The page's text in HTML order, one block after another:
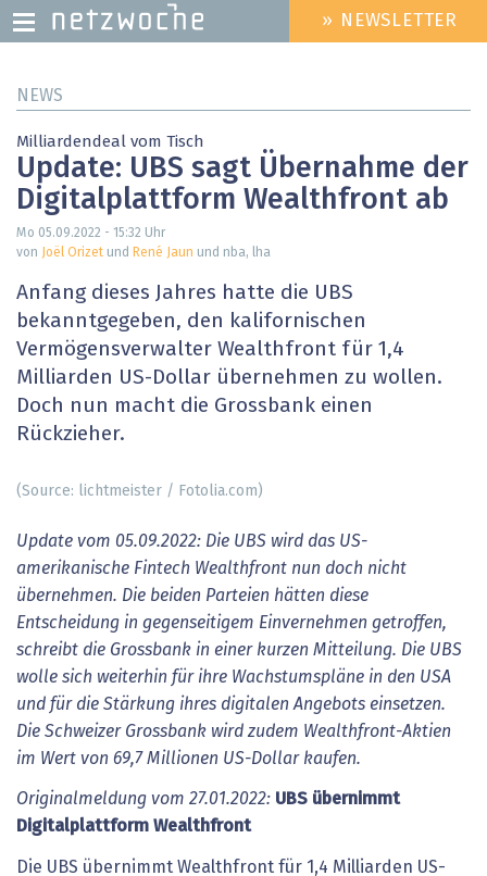
zum
HEADER
MENU
» NEWSLETTER
NEWS
Milliardendeal vom Tisch
Update: UBS sagt Übernahme der
Digitalplattform Wealthfront ab
Mo 05.09.2022 - 15:32 Uhr
von
Joël Orizet und René Jaun und nba, lha
Anfang dieses Jahres hatte die UBS
bekanntgegeben, den kalifornischen
Vermögensverwalter Wealthfront für 1,4
Milliarden US-Dollar übernehmen zu wollen.
Doch nun macht die Grossbank einen
Rückzieher.
(Source: lichtmeister / Fotolia.com)
Update vom 05.09.2022: Die UBS wird das US-
amerikanische Fintech Wealthfront nun doch nicht
übernehmen. Die beiden Parteien hätten diese
Entscheidung in gegenseitigem Einvernehmen getroffen,
schreibt die Grossbank in einer kurzen Mitteilung. Die UBS
wolle sich weiterhin für ihre Wachstumspläne in den USA
und für die Stärkung ihres digitalen Angebots einsetzen.
Die Schweizer Grossbank wird zudem Wealthfront-Aktien
im Wert von 69,7 Millionen US-Dollar kaufen.
Originalmeldung vom 27.01.2022: UBS übernimmt
Digitalplattform Wealthfront
Die UBS übernimmt Wealthfront für 1,4 Milliarden US-